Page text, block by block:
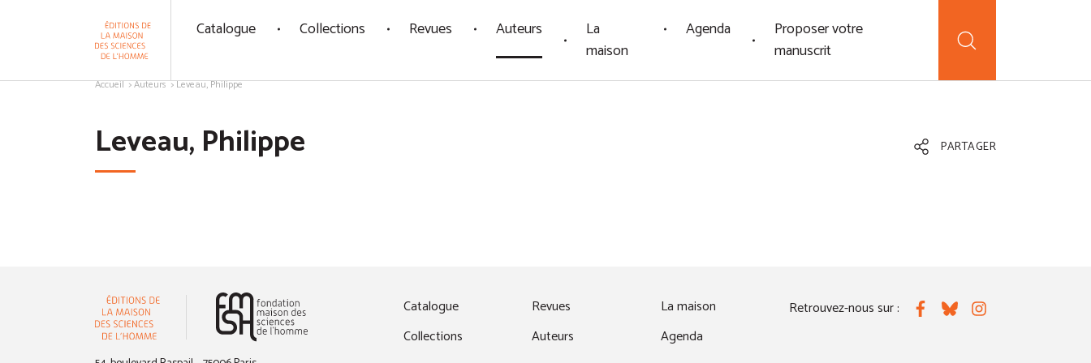
Catalogue Collections Revues Auteurs
La
maison
Agenda
Proposer votre
manuscrit
Accueil Auteurs Leveau, Philippe
Leveau, Philippe PARTAGER
Catalogue
Collections
Revues
Auteurs
La maison
Agenda
Retrouvez-nous sur : FacebookBlueskyInstagram